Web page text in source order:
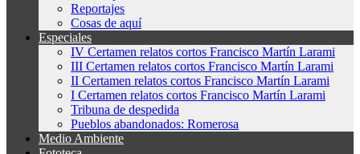
Reportajes
Cosas de aquí
Especiales
IV Certamen relatos cortos Francisco Martín Larami
III Certamen relatos cortos Francisco Martín Larami
II Certamen relatos cortos Francisco Martín Larami
I Certamen relatos cortos Francisco Martín Larami
Tribuna de despedida
Pueblos abandonados: Romerosa
Medio Ambiente